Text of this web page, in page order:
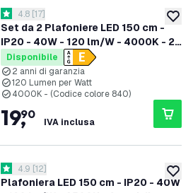
Set da 2 Plafoniere LED 150 cm -
IP20 - 40W - 120 lm/W - 4000K - 2
anni di garanzia
apri il cassetto delle recensioni
4.8 stelle di valutazione
4.8 [17]
Disponibile
2 anni di garanzia
120 Lumen per Watt
4000K - (Codice colore 840)
19,
90
IVA inclusa
Plafoniera LED 150 cm - IP20 - 40W
apri il cassetto delle recensioni
4.9 stelle di valutazione
4.9 [12]